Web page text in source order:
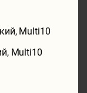
Multi10
Multi10